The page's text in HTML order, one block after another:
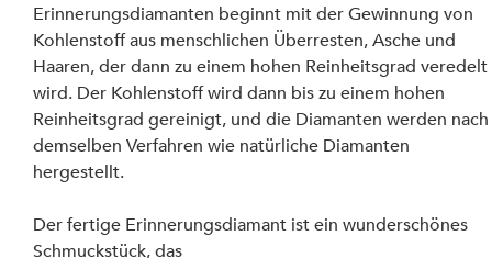
Erinnerungsdiamanten beginnt mit der Gewinnung von
Kohlenstoff aus menschlichen Überresten, Asche und
Haaren, der dann zu einem hohen Reinheitsgrad veredelt
wird. Der Kohlenstoff wird dann bis zu einem hohen
Reinheitsgrad gereinigt, und die Diamanten werden
demselben Verfahren wie natürliche Diamanten
hergestellt.
Der fertige Erinnerungsdiamant ist ein wunderschönes
Schmuckstück, das